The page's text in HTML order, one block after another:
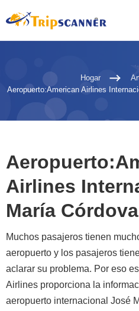
Hogar
Aeropuerto:American Airlines
Airlines
María
Muchos pasajeros tienen
aeropuerto y los pasajeros
aclarar su problema. Por eso
Airlines proporciona la
aeropuerto internacional José